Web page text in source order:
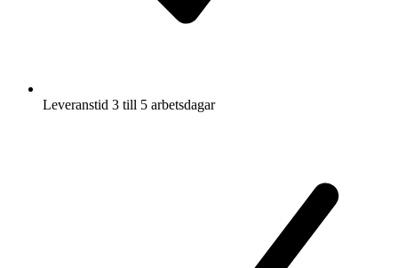
Leveranstid 3 till 5 arbetsdagar